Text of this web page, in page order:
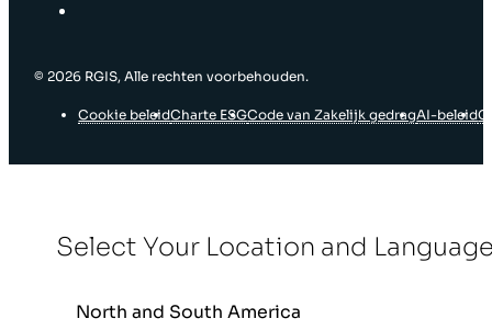
© ‎2026 RGIS, Alle rechten voorbehouden.
Cookie beleidCharte ESGCode van Zakelijk gedragAI-beleid
Select Your Location and
North and South America